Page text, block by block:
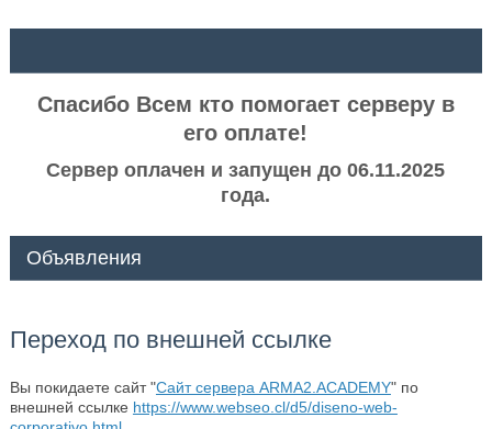
Спасибо Всем кто помогает серверу в
его оплате!
Сервер оплачен и запущен до 06.11.2025
года.
Объявления
Переход по внешней ссылке
Вы покидаете сайт "Сайт сервера ARMA2.ACADEMY" по
внешней ссылке https://www.webseo.cl/d5/diseno-web-